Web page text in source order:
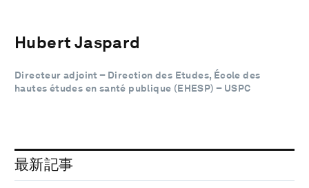
Hubert Jaspard
Directeur adjoint – Direction des Etudes, École des
hautes études en santé publique (EHESP) – USPC
最新記事